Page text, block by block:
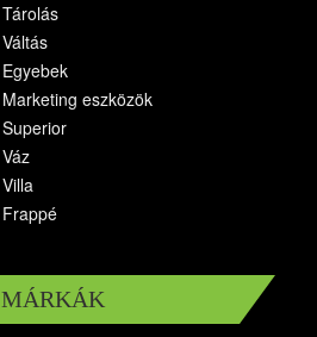
Tárolás
Váltás
Egyebek
Marketing eszközök
Superior
Váz
Villa
Frappé
MÁRKÁK